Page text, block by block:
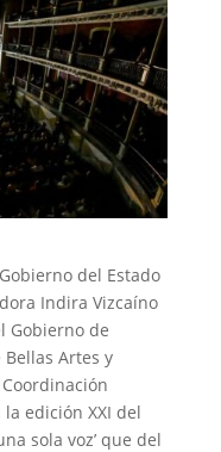
del Estado
Indira Vizcaíno
Gobierno de
Artes y
edición XXI del
sola voz’ que del